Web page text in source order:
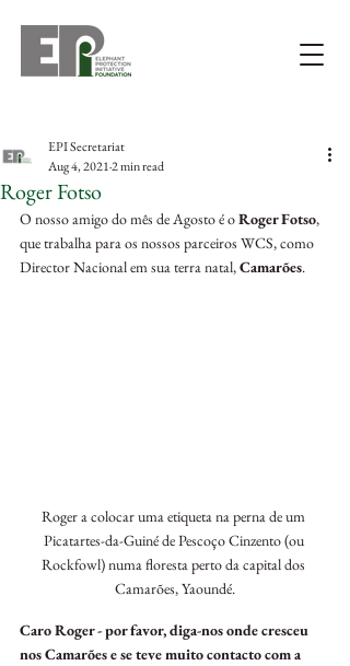
Roger Fotso
EPI Secretariat
Aug 4, 20212 min read
O nosso amigo do mês de Agosto é o Roger Fotso,
que trabalha para os nossos parceiros WCS, como
Director Nacional em sua terra natal, Camarões.
Roger a colocar uma etiqueta na perna de um
Picatartes-da-Guiné de Pescoço Cinzento (ou
Rockfowl) numa floresta perto da capital dos
Camarões, Yaoundé.
Caro Roger - por favor, diga-nos onde cresceu
nos Camarões e se teve muito contacto com a